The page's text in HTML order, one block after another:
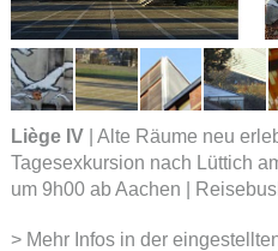
Liège IV
| Alte Räume neu
Tagesexkursion nach Lüttich
um 9h00 ab Aachen |
> Mehr Infos in der